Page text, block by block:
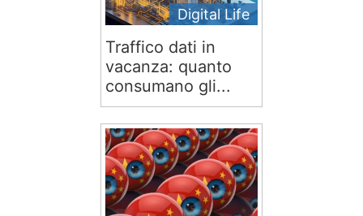
Digital Life
Traffico dati in
vacanza: quanto
consumano gli...